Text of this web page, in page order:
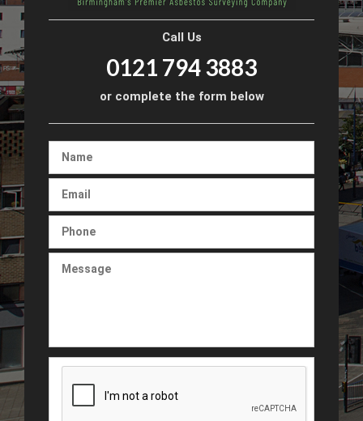
Call Us
0121 794 3883
or complete the form below